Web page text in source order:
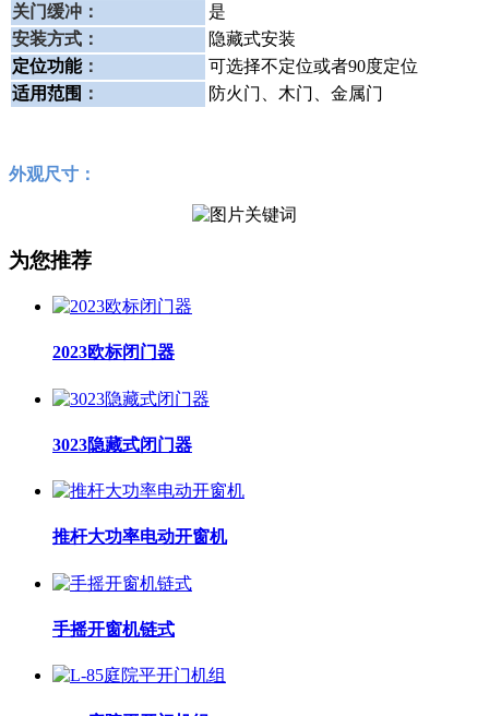
关门缓冲：
是
安装方式：
隐藏式安装
定位功能：
可选择不定位或者90度定位
适用范围 ： 防火门、木门、金属门
外观尺寸：
为您推荐
2023欧标闭门器
3023隐藏式闭门器
推杆大功率电动开窗机
手摇开窗机链式